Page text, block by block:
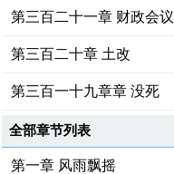
第三百二十一章 财政会议
第三百二十章 土改
第三百一十九章章 没死
全部章节列表
第一章 风雨飘摇